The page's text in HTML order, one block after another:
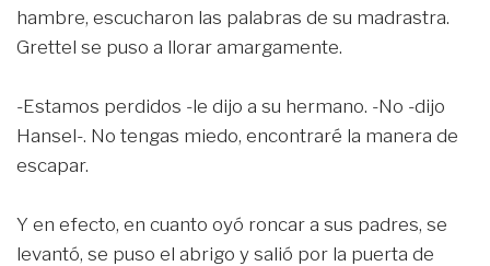
hambre, escucharon las palabras de su madrastra.
Grettel se puso a llorar amargamente.
-Estamos perdidos -le dijo a su hermano. -No -dijo
Hansel-. No tengas miedo, encontraré la manera de
escapar.
Y en efecto, en cuanto oyó roncar a sus padres, se
levantó, se puso el abrigo y salió por la puerta de